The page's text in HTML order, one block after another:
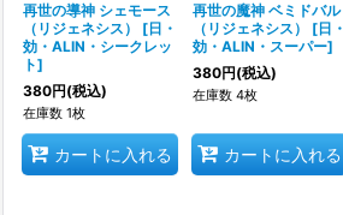
再世の導神 シェモース
（リジェネシス）
[日・
効・ALIN・シークレッ
ト]
380円(税込)
在庫数 1枚
カートに入れる
再世の魔神 ベミドバル
（リジェネシス）
[日・
効・ALIN・スーパー]
380円(税込)
在庫数 4枚
カートに入れる